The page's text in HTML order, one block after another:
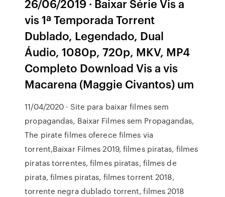
26/06/2019 · Baixar Série Vis a
vis 1ª Temporada Torrent
Dublado, Legendado, Dual
Áudio, 1080p, 720p, MKV, MP4
Completo Download Vis a vis
Macarena (Maggie Civantos) um
11/04/2020 · Site para baixar filmes sem
propagandas, Baixar Filmes sem Propagandas,
The pirate filmes oferece filmes via
torrent,Baixar Filmes 2019, filmes piratas, filmes
piratas torrentes, filmes piratas, filmes de
pirata, filmes piratas, filmes torrent 2018,
torrente negra dublado torrent, filmes 2018